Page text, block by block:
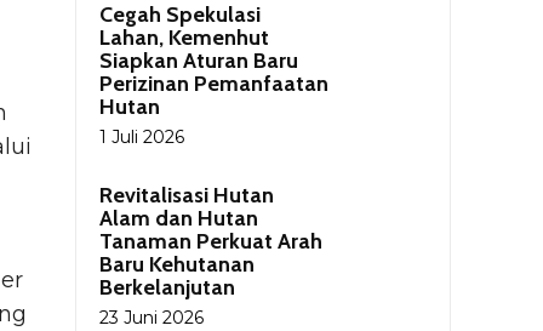
Cegah Spekulasi
Lahan, Kemenhut
Siapkan Aturan Baru
Perizinan Pemanfaatan
Hutan
1 Juli 2026
Revitalisasi Hutan
Alam dan Hutan
Tanaman Perkuat Arah
Baru Kehutanan
Berkelanjutan
23 Juni 2026